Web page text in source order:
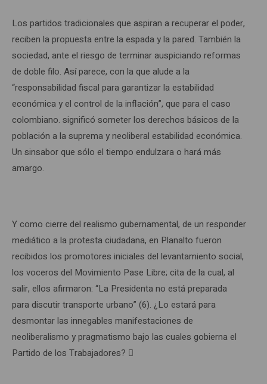
Los partidos tradicionales que aspiran a recuperar el poder,
reciben la propuesta entre la espada y la pared. También la
sociedad, ante el riesgo de terminar auspiciando reformas
de doble filo. Así parece, con la que alude a la
“responsabilidad fiscal para garantizar la estabilidad
económica y el control de la inflación”, que para el caso
colombiano. significó someter los derechos básicos de la
población a la suprema y neoliberal estabilidad económica.
Un sinsabor que sólo el tiempo endulzara o hará más
amargo.
Y como cierre del realismo gubernamental, de un responder
mediático a la protesta ciudadana, en Planalto fueron
recibidos los promotores iniciales del levantamiento social,
los voceros del Movimiento Pase Libre; cita de la cual, al
salir, ellos afirmaron: “La Presidenta no está preparada
para discutir transporte urbano” (6). ¿Lo estará para
desmontar las innegables manifestaciones de
neoliberalismo y pragmatismo bajo las cuales gobierna el
Partido de los Trabajadores? 